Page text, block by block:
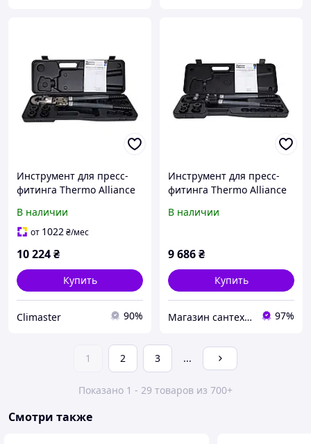
Инструмент для пресс-
фитинга Thermo Alliance
поворотным механизмом
STD-403 SD00054378
В наличии
от 1022₴/мес
10 224₴
Купить
Climaster 90%
Инструмент для пресс-
фитинга Thermo Alliance
В наличии
9 686₴
Купить
Магазин сантехніки "Теплокомфорт" 97%
1 2 3 ...
Показано 1 - 29 товаров из 700+
Смотри также